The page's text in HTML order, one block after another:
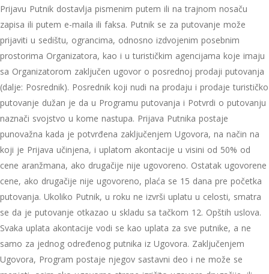
Prijavu Putnik dostavlja pismenim putem ili na trajnom nosaču
zapisa ili putem e-maila ili faksa. Putnik se za putovanje može
prijaviti u sedištu, ograncima, odnosno izdvojenim posebnim
prostorima Organizatora, kao i u turističkim agencijama koje imaju
sa Organizatorom zaključen ugovor o posrednoj prodaji putovanja
(dalje: Posrednik). Posrednik koji nudi na prodaju i prodaje turističko
putovanje dužan je da u Programu putovanja i Potvrdi o putovanju
naznači svojstvo u kome nastupa. Prijava Putnika postaje
punovažna kada je potvrđena zaključenjem Ugovora, na način na
koji je Prijava učinjena, i uplatom akontacije u visini od 50% od
cene aranžmana, ako drugačije nije ugovoreno. Ostatak ugovorene
cene, ako drugačije nije ugovoreno, plaća se 15 dana pre početka
putovanja. Ukoliko Putnik, u roku ne izvrši uplatu u celosti, smatra
se da je putovanje otkazao u skladu sa tačkom 12. Opštih uslova.
Svaka uplata akontacije vodi se kao uplata za sve putnike, a ne
samo za jednog određenog putnika iz Ugovora. Zaključenjem
Ugovora, Program postaje njegov sastavni deo i ne može se